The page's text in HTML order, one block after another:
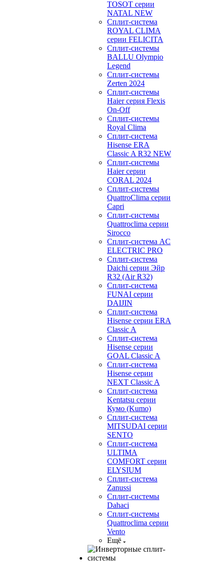
TOSOT серии
NATAL NEW
Сплит-система
ROYAL CLIMA
серии FELICITA
Сплит-системы
BALLU Olympio
Legend
Сплит-системы
Zerten 2024
Сплит-системы
Haier серия Flexis
On-Off
Сплит-системы
Royal Clima
Сплит-система
Hisense ERA
Classic A R32 NEW
Сплит-системы
Haier cерии
CORAL 2024
Сплит-системы
QuattroClima серии
Capri
Сплит-системы
Quattroclima серии
Sirocco
Сплит-система AC
ELECTRIC PRO
Сплит-система
Daichi серии Эйр
R32 (Air R32)
Сплит-система
FUNAI серии
DAIJIN
Сплит-система
Hisense серии ERA
Classic A
Сплит-система
Hisense серии
GOAL Classic A
Сплит-система
Hisense серии
NEXT Classic A
Сплит-система
Kentatsu серии
Кумо (Kumo)
Сплит-система
MITSUDAI серии
SENTO
Сплит-система
ULTIMA
COMFORT серии
ELYSIUM
Сплит-система
Zanussi
Сплит-системы
Dahaci
Сплит-системы
Quattroclima серии
Vento
Ещё